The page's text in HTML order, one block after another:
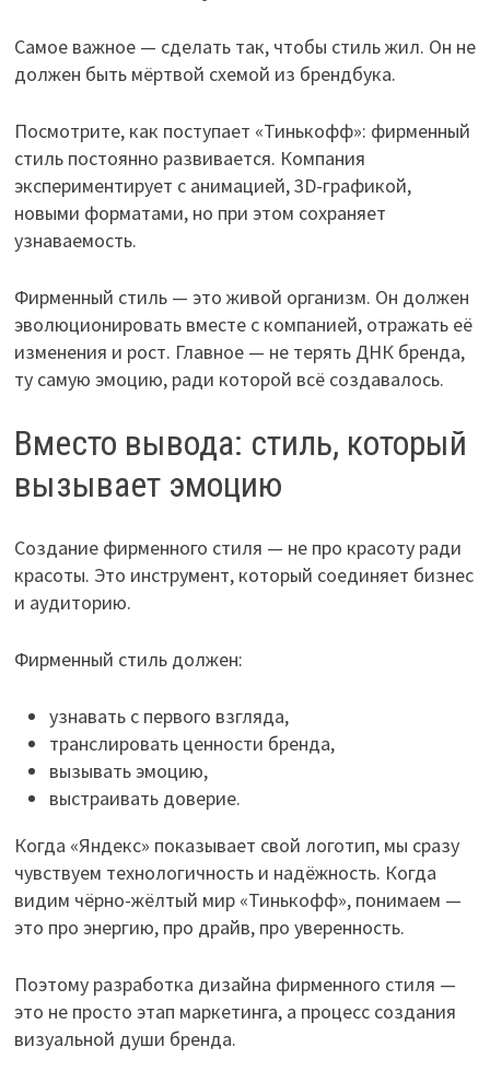
Самое важное — сделать так, чтобы стиль жил. Он не
должен быть мёртвой схемой из брендбука.
Посмотрите, как поступает «Тинькофф»: фирменный
стиль постоянно развивается. Компания
экспериментирует с анимацией, 3D-графикой,
новыми форматами, но при этом сохраняет
узнаваемость.
Фирменный стиль — это живой организм. Он должен
эволюционировать вместе с компанией, отражать её
изменения и рост. Главное — не терять ДНК бренда,
ту самую эмоцию, ради которой всё создавалось.
Вместо вывода: стиль, который
вызывает эмоцию
Создание фирменного стиля — не про красоту ради
красоты. Это инструмент, который соединяет бизнес
и аудиторию.
Фирменный стиль должен:
узнавать с первого взгляда,
транслировать ценности бренда,
вызывать эмоцию,
выстраивать доверие.
Когда «Яндекс» показывает свой логотип, мы сразу
чувствуем технологичность и надёжность. Когда
видим чёрно-жёлтый мир «Тинькофф», понимаем —
это про энергию, про драйв, про уверенность.
Поэтому разработка дизайна фирменного стиля —
это не просто этап маркетинга, а процесс создания
визуальной души бренда.